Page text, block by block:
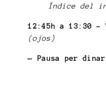
Índice del
12:45h a 13:30 -
(ojos)
— Pausa per